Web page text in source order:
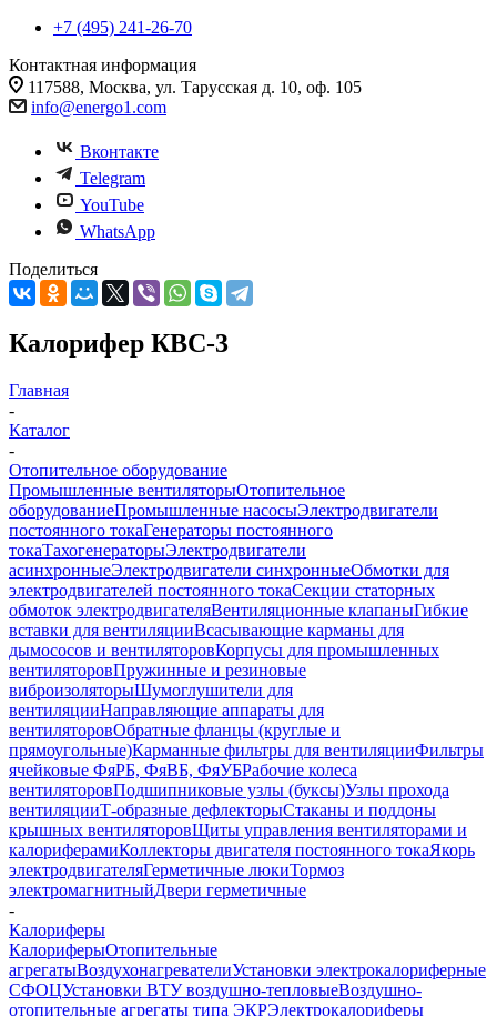
+7 (495) 241-26-70
Контактная информация
117588, Москва, ул. Тарусская д. 10, оф. 105
info@energo1.com
Вконтакте
Telegram
YouTube
WhatsApp
Поделиться
Калорифер КВС-3
Главная
-
Каталог
-
Отопительное оборудование
Промышленные вентиляторыОтопительное
оборудованиеПромышленные насосыЭлектродвигатели
постоянного токаГенераторы постоянного
токаТахогенераторыЭлектродвигатели
асинхронныеЭлектродвигатели синхронныеОбмотки для
электродвигателей постоянного токаСекции статорных
обмоток электродвигателяВентиляционные клапаныГибкие
вставки для вентиляцииВсасывающие карманы для
дымососов и вентиляторовКорпусы для промышленных
вентиляторовПружинные и резиновые
виброизоляторыШумоглушители для
вентиляцииНаправляющие аппараты для
вентиляторовОбратные фланцы (круглые и
прямоугольные)Карманные фильтры для вентиляцииФильтры
ячейковые ФяРБ, ФяВБ, ФяУБРабочие колеса
вентиляторовПодшипниковые узлы (буксы)Узлы прохода
вентиляцииТ-образные дефлекторыСтаканы и поддоны
крышных вентиляторовЩиты управления вентиляторами и
калориферамиКоллекторы двигателя постоянного токаЯкорь
электродвигателяГерметичные люкиТормоз
электромагнитныйДвери герметичные
-
Калориферы
КалориферыОтопительные
агрегатыВоздухонагревателиУстановки электрокалориферные
СФОЦУстановки ВТУ воздушно-тепловыеВоздушно-
отопительные агрегаты типа ЭКРЭлектрокалориферы